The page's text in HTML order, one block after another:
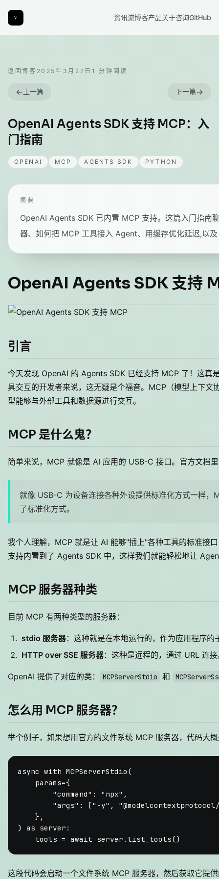
资讯流博客产品关于咨询GitHub
返回博客 2025年3月27日 1 分钟阅读
← 上一篇 下一篇→
OpenAI Agents SDK 支持 MCP：入
门指南
OPENAI MCP AGENTS SDK PYTHON
摘要
OpenAI Agents SDK 已内置 MCP 支持。这篇入门指南
器、如何把 MCP 工具接入 Agent、用缓存优化延迟,以
OpenAI Agents SDK 支持
引言
今天发现 OpenAI 的 Agents SDK 已经支持 MCP 了！这真
具交互的开发者来说，这无疑是个福音。MCP（模型上下文
型能够与外部工具和数据源进行交互。
MCP 是什么鬼？
简单来说，MCP 就像是 AI 应用的 USB-C 接口。官方文档
就像 USB-C 为设备连接各种外设提供标准化方式一样，
了标准化方式。
我个人理解，MCP 就是让 AI 能够"插上"各种工具的标准接
支持内置到了 Agents SDK 中，这样我们就能轻松地让
MCP 服务器种类
目前 MCP 有两种类型的服务器：
stdio 服务器：这种就是在本地运行的，作为应用程序的
HTTP over SSE 服务器：这种是远程的，通过 URL 连
OpenAI 提供了对应的类： MCPServerStdio 和
怎么用 MCP 服务器？
举个例子，如果想用官方的文件系统 MCP 服务器，代码大
async with MCPServerStdio(
    params={
"command" : "npx" ,
"args" : ["-y" ,
    },
) as server:
    tools =
await
这段代码会启动一个文件系统 MCP 服务器，然后获取它提